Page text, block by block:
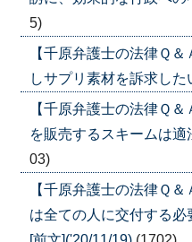
5)
【千原弁護士の法律Ｑ
しサプリ素材を訴求し
【千原弁護士の法律Ｑ
を販売するスキームは
03)
【千原弁護士の法律
は全ての人に交付する必